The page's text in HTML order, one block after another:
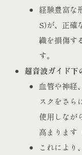
経験豊富な
S)が、正確
織を損傷す
す。
超音波ガイド下
血管や神経
スクをさら
使用しなが
高まります
これにより